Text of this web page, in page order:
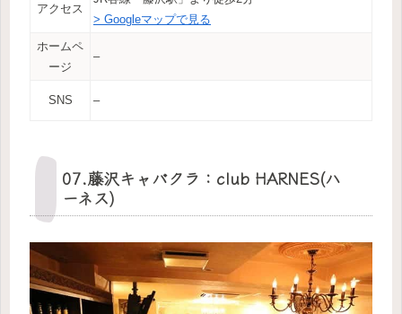
アクセス
> Googleマップで見る
ホームペ
ージ
–
SNS –
07.藤沢キャバクラ：club HARNES(ハ
ーネス)